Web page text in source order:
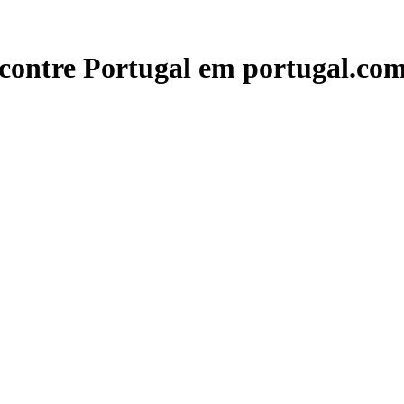
Portugal em